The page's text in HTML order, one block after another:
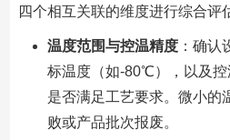
四个相互关联的维度进行综合评
温度范围与控温精度：确认
标温度（如-80℃），以及控
是否满足工艺要求。微小的
败或产品批次报废。